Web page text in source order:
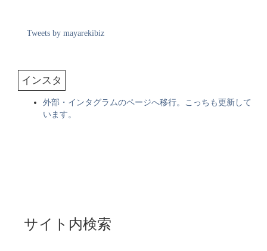
Tweets by mayarekibiz
インスタ
外部・インタグラムのページへ移行。こっちも更新して
います。
サイト内検索